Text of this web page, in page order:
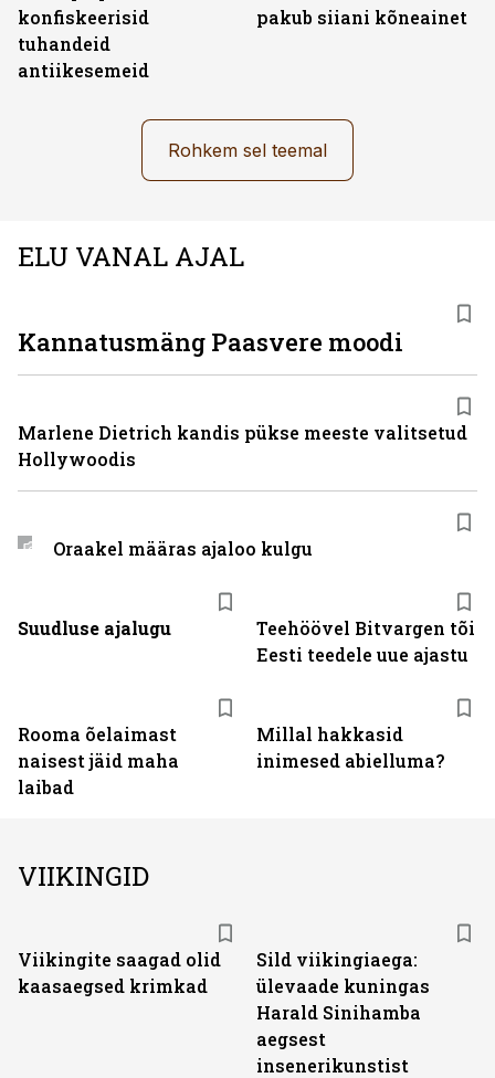
konfiskeerisid
tuhandeid
antiikesemeid
pakub siiani kõneainet
Rohkem sel teemal
ELU VANAL AJAL
Suudluse ajalugu
Teehöövel Bitvargen tõi
Eesti teedele uue ajastu
Rooma õelaimast
naisest jäid maha
laibad
Millal hakkasid
inimesed abielluma?
Kannatusmäng Paasvere moodi
Marlene Dietrich kandis pükse meeste valitsetud
Hollywoodis
Oraakel määras ajaloo kulgu
VIIKINGID
Viikingite saagad olid
kaasaegsed krimkad
Sild viikingiaega:
ülevaade kuningas
Harald Sinihamba
aegsest
insenerikunstist